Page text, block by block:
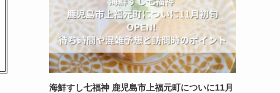
海鮮すし七福神 鹿児島市上福元町についに11月